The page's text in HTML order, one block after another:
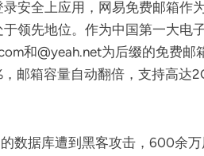
安全上应用，网易免费邮箱作
领先地位。作为中国第一大电
和@yeah.net为后缀的免费邮
邮箱容量自动翻倍，支持高达
数据库遭到黑客攻击，600余